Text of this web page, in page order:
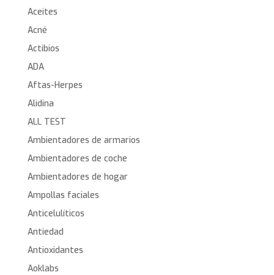
Aceites
Acné
Actibios
ADA
Aftas-Herpes
Alidina
ALL TEST
Ambientadores de armarios
Ambientadores de coche
Ambientadores de hogar
Ampollas faciales
Anticelulíticos
Antiedad
Antioxidantes
Aoklabs